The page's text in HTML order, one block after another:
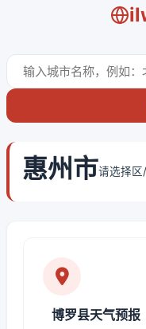
惠州市请选择区
博罗县天气预报